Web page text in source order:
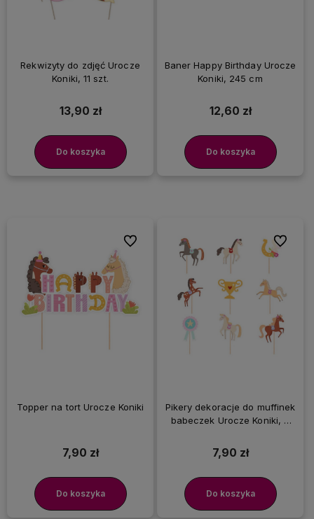
Rekwizyty do zdjęć Urocze
Koniki, 11 szt.
13,90 zł
Do koszyka
Baner Happy Birthday Urocze
Koniki, 245 cm
12,60 zł
Do koszyka
Topper na tort Urocze Koniki
7,90 zł
Do koszyka
Do ulubionych
Pikery dekoracje do muffinek
babeczek Urocze Koniki, 9
7,90 zł
Do koszyka
Do